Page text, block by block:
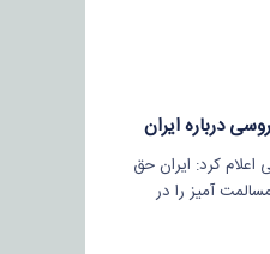
درباره ایران
اعلام کرد: ایران حق
آمیز را در